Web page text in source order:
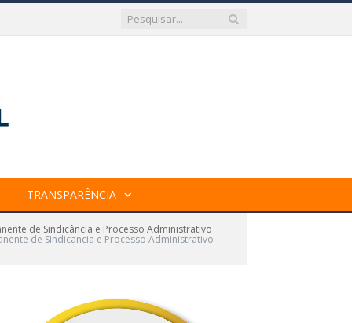
TRANSPARÊNCIA
de Sindicância e Processo Administrativo
de Sindicancia e Processo Administrativo